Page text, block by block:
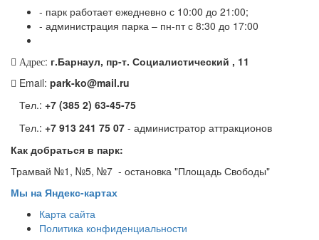
- парк работает ежедневно с 10:00 до 21:00;
- администрация парка – пн-пт с 8:30 до 17:00
Адрес: г.Барнаул, пр-т. Социалистический , 11
Email: park-ko@mail.ru
Тел.: +7 (385 2) 63-45-75
Тел.: +7 913 241 75 07 - администратор аттракционов
Как добраться в парк:
Трамвай №1, №5, №7 - остановка "Площадь Свободы"
Мы на Яндекс-картах
Карта сайта
Политика конфиденциальности